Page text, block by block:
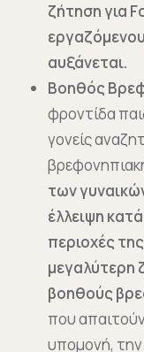
ζήτηση για
αυξάνεται.
Βοηθός
φροντίδα
γονείς
των
έλλειψη
περιοχές
μεγαλύτερη
βοηθούς
που
υπομονή, την